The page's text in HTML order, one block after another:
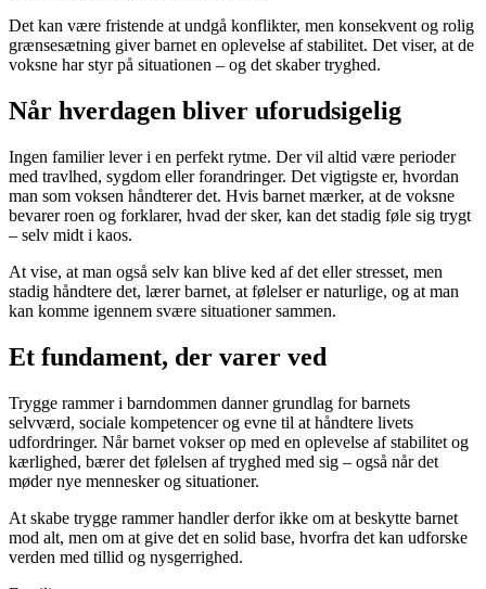
Det kan være fristende at undgå konflikter, men konsekvent og rolig
grænsesætning giver barnet en oplevelse af stabilitet. Det viser, at de
voksne har styr på situationen – og det skaber tryghed.
Når hverdagen bliver uforudsigelig
Ingen familier lever i en perfekt rytme. Der vil altid være perioder
med travlhed, sygdom eller forandringer. Det vigtigste er, hvordan
man som voksen håndterer det. Hvis barnet mærker, at de voksne
bevarer roen og forklarer, hvad der sker, kan det stadig føle sig trygt
– selv midt i kaos.
At vise, at man også selv kan blive ked af det eller stresset, men
stadig håndtere det, lærer barnet, at følelser er naturlige, og at man
kan komme igennem svære situationer sammen.
Et fundament, der varer ved
Trygge rammer i barndommen danner grundlag for barnets
selvværd, sociale kompetencer og evne til at håndtere livets
udfordringer. Når barnet vokser op med en oplevelse af stabilitet og
kærlighed, bærer det følelsen af tryghed med sig – også når det
møder nye mennesker og situationer.
At skabe trygge rammer handler derfor ikke om at beskytte barnet
mod alt, men om at give det en solid base, hvorfra det kan udforske
verden med tillid og nysgerrighed.